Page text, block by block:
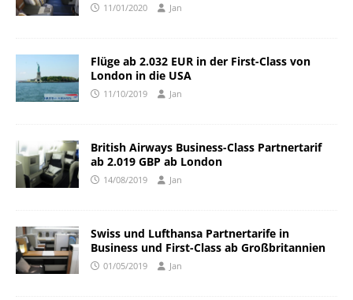
11/01/2020 Jan
Flüge ab 2.032 EUR in der First-Class von
London in die USA
11/10/2019 Jan
British Airways Business-Class Partnertarif
ab 2.019 GBP ab London
14/08/2019 Jan
Swiss und Lufthansa Partnertarife in
Business und First-Class ab Großbritannien
01/05/2019 Jan